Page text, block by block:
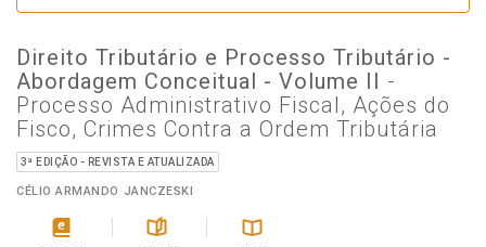
Direito Tributário e Processo Tributário -
Abordagem Conceitual - Volume II -
Processo Administrativo Fiscal, Ações do
Fisco, Crimes Contra a Ordem Tributária
3ª EDIÇÃO - REVISTA E ATUALIZADA
CÉLIO ARMANDO JANCZESKI